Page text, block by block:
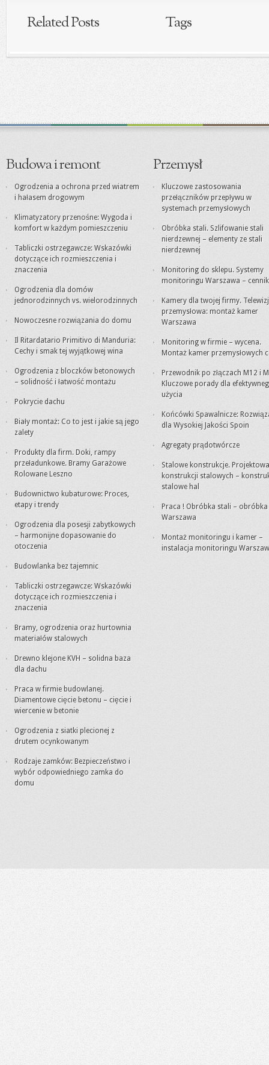
Related Posts Tags
Budowa i remont
Ogrodzenia a ochrona przed wiatrem
i hałasem drogowym
Klimatyzatory przenośne: Wygoda i
komfort w każdym pomieszczeniu
Tabliczki ostrzegawcze: Wskazówki
dotyczące ich rozmieszczenia i
znaczenia
Ogrodzenia dla domów
jednorodzinnych vs. wielorodzinnych
Nowoczesne rozwiązania do domu
Il Ritardatario Primitivo di Manduria:
Cechy i smak tej wyjątkowej wina
Ogrodzenia z bloczków betonowych
– solidność i łatwość montażu
Pokrycie dachu
Biały montaż: Co to jest i jakie są jego
zalety
Produkty dla firm. Doki, rampy
przeładunkowe. Bramy Garażowe
Rolowane Leszno
Budownictwo kubaturowe: Proces,
etapy i trendy
Ogrodzenia dla posesji zabytkowych
– harmonijne dopasowanie do
otoczenia
Budowlanka bez tajemnic
Tabliczki ostrzegawcze: Wskazówki
dotyczące ich rozmieszczenia i
znaczenia
Bramy, ogrodzenia oraz hurtownia
materiałów stalowych
Drewno klejone KVH – solidna baza
dla dachu
Praca w firmie budowlanej.
Diamentowe cięcie betonu – cięcie i
wiercenie w betonie
Ogrodzenia z siatki plecionej z
drutem ocynkowanym
Rodzaje zamków: Bezpieczeństwo i
wybór odpowiedniego zamka do
domu
Przemysł
Kluczowe zastosowania
przełączników przepływu w
systemach przemysłowych
Obróbka stali. Szlifowanie stali
nierdzewnej – elementy ze stali
nierdzewnej
Monitoring do sklepu. Systemy
monitoringu Warszawa – cennik
Kamery dla twojej firmy.
przemysłowa: montaż kamer
Warszawa
Monitoring w firmie – wycena.
Montaż kamer przemysłowych
Przewodnik po złączach M12 i
Kluczowe porady dla
użycia
Końcówki Spawalnicze:
dla Wysokiej Jakości Spoin
Agregaty prądotwórcze
Stalowe konstrukcje.
konstrukcji stalowych –
stalowe hal
Praca ! Obróbka stali – obróbka
Warszawa
Montaż monitoringu i kamer –
instalacja monitoringu